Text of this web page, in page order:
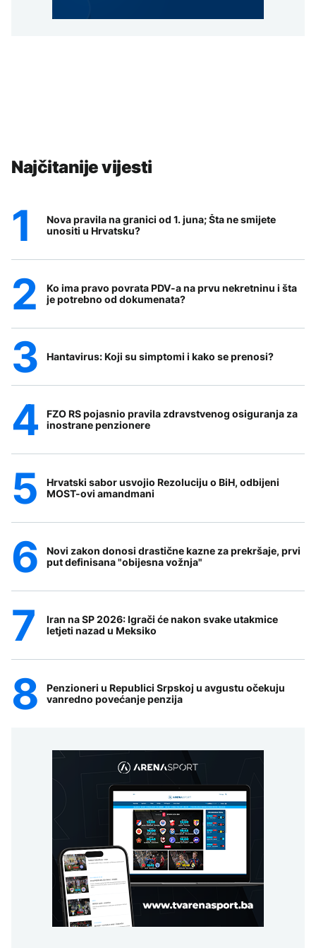
Najčitanije vijesti
Nova pravila na granici od 1. juna; Šta ne smijete
unositi u Hrvatsku?
Ko ima pravo povrata PDV-a na prvu nekretninu i šta
je potrebno od dokumenata?
Hantavirus: Koji su simptomi i kako se prenosi?
FZO RS pojasnio pravila zdravstvenog osiguranja za
inostrane penzionere
Hrvatski sabor usvojio Rezoluciju o BiH, odbijeni
MOST-ovi amandmani
Novi zakon donosi drastične kazne za prekršaje, prvi
put definisana "obijesna vožnja"
Iran na SP 2026: Igrači će nakon svake utakmice
letjeti nazad u Meksiko
Penzioneri u Republici Srpskoj u avgustu očekuju
vanredno povećanje penzija